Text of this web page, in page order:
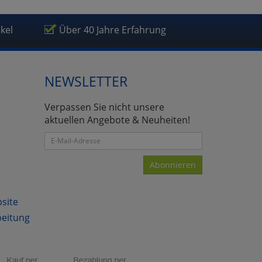
Über 40 Jahre Erfahrung
NEWSLETTER
Verpassen Sie nicht unsere
aktuellen Angebote & Neuheiten!
Abonnieren